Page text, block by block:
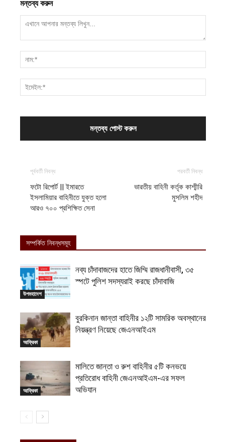
মন্তব্য করুন
পূর্ববর্তী নিবন্ধ
ফটো রিপোর্ট || ইমারতে
ইসলামিয়ার বাহিনীতে যুক্ত হলো
আরও ৭০০ প্রশিক্ষিত সেনা
পরবর্তী নিবন্ধ
ভারতীয় বাহিনী কর্তৃক কাশ্মীরি
মুসলিম শহীদ
সম্পর্কিত নিবন্ধসমূহ
উপমহাদেশ
নব্য চাঁদাবাজদের হাতে জিম্মি রাজধানীবাসী, ৩৫
স্পটে পুলিশ সদস্যরাই করছে চাঁদাবাজি
আফ্রিকা
বুরকিনান জান্তা বাহিনীর ১২টি সামরিক অবস্থানের
নিয়ন্ত্রণ নিয়েছে জেএনআইএম
আফ্রিকা
মালিতে জান্তা ও রুশ বাহিনীর ৫টি কনভয়ে
প্রতিরোধ বাহিনী জেএনআইএম-এর সফল
অভিযান